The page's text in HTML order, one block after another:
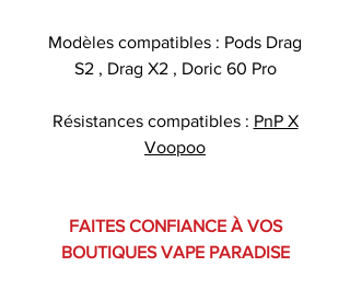
Modèles compatibles : Pods Drag
S2 , Drag X2 , Doric 60 Pro
Résistances compatibles : PnP X
Voopoo
FAITES CONFIANCE À VOS
BOUTIQUES VAPE PARADISE